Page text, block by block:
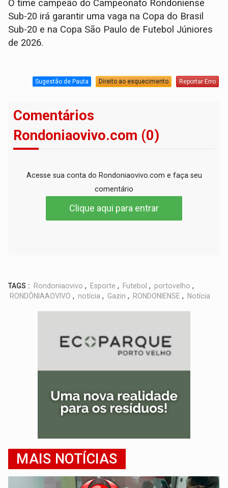
O time campeão do Campeonato Rondoniense
Sub-20 irá garantir uma vaga na Copa do Brasil
Sub-20 e na Copa São Paulo de Futebol Júniores
de 2026.
Sugestão de Pauta Direito ao esquecimento Reportar Erro
Comentários
Rondoniaovivo.com (0)
Acesse sua conta do Rondoniaovivo.com e faça seu
comentário
Clique aqui para entrar
TAGS : Rondoniaovivo , Esporte , Futebol , portovelho ,
RONDÔNIAAOVIVO , notícia , Gazin , RONDONIENSE , Notícia
MAIS NOTÍCIAS